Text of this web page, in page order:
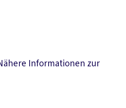
Informationen zur